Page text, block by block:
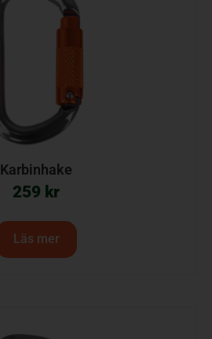
Karbinhake
259 kr
Läs mer